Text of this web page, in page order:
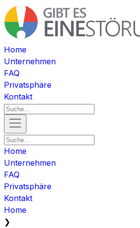
Home
Unternehmen
FAQ
Privatsphäre
Kontakt
Home
Unternehmen
FAQ
Privatsphäre
Kontakt
Home
❯